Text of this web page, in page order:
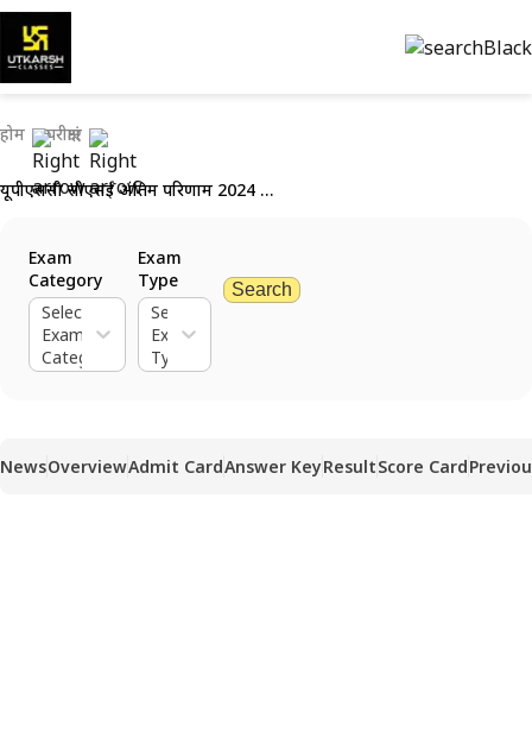
होम परीक्षाएं
यूपीएससी सीएसई अंतिम परिणाम 2024 (घोषित): परिणाम पीडीएफ डाउनलोड करें
Exam
Category
Select
Exam
Category
Exam
Type
Select
Exam
Type
Search
NewsOverviewAdmit CardAnswer KeyResultScore Card